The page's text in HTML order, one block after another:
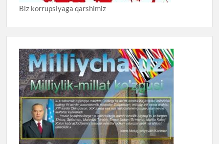
Biz korrupsiyaga qarshimiz